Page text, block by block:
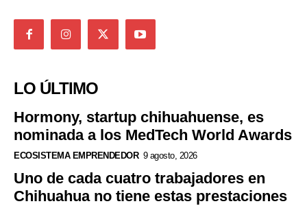
LO ÚLTIMO
Hormony, startup chihuahuense, es
nominada a los MedTech World Awards
ECOSISTEMA EMPRENDEDOR 9 agosto, 2026
Uno de cada cuatro trabajadores en
Chihuahua no tiene estas prestaciones